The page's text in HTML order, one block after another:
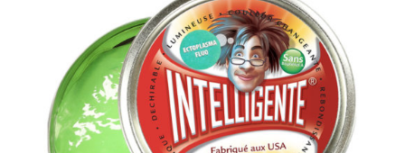
AJOUTER AU PANIER
/
DETAILS